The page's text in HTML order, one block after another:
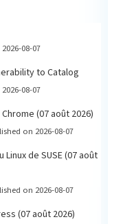
08-07
to Catalog
08-07
(07 août 2026)
on 2026-08-07
de SUSE (07 août
on 2026-08-07
(07 août 2026)